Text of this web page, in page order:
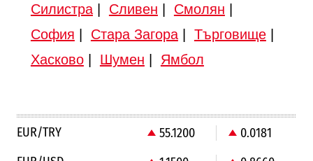
Силистра| Сливен Смолян
София
Стара Загора| Търговище|
Хасково| Шумен Ямбол
EUR/TRY 55.1200
0.0181